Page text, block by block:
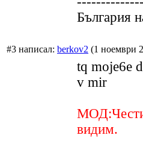
България
#3 написал: berkov2 (1 ноември
tq moje6e
v mir
видим.